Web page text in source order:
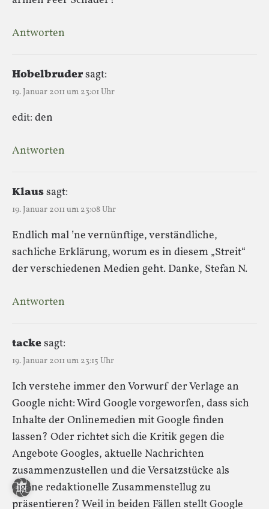
Antworten
Hobelbrudersagt:
19. Januar 2011 um 23:01 Uhr
edit: den
Antworten
Klaussagt:
19. Januar 2011 um 23:08 Uhr
Endlich mal ’ne vernünftige, verständliche,
sachliche Erklärung, worum es in diesem „Streit“
der verschiedenen Medien geht. Danke, Stefan N.
Antworten
tackesagt:
19. Januar 2011 um 23:15 Uhr
Ich verstehe immer den Vorwurf der Verlage an
Google nicht: Wird Google vorgeworfen, dass sich
Inhalte der Onlinemedien mit Google finden
lassen? Oder richtet sich die Kritik gegen die
Angebote Googles, aktuelle Nachrichten
zusammenzustellen und die Versatzstücke als
eigene redaktionelle Zusammenstellug zu
präsentieren? Weil in beiden Fällen stellt Google